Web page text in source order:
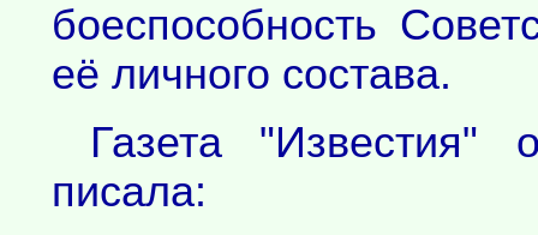
боеспособность
её личного состава.
Газета
писала: